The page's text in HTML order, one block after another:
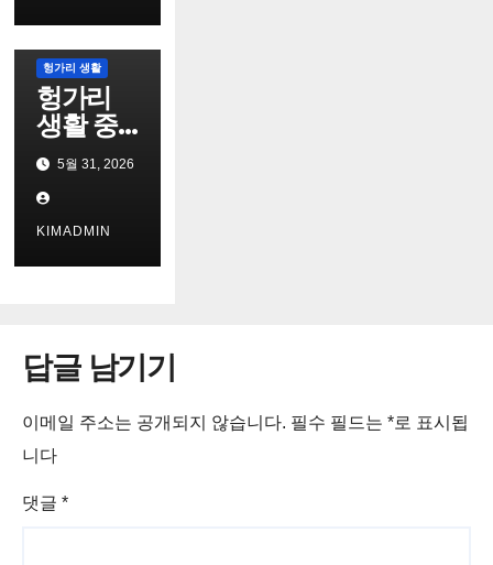
헝가리 생활
헝가리
생활 중
겪는 문
화 충격
극복
5월 31, 2026
KIMADMIN
답글 남기기
이메일 주소는 공개되지 않습니다. 필수 필드는 *로 표시됩
니다
댓글 *